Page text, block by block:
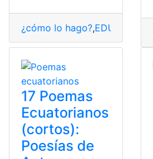
¿cómo lo hago?,EDUCACION
17 Poemas
Ecuatorianos
(cortos):
Poesías de